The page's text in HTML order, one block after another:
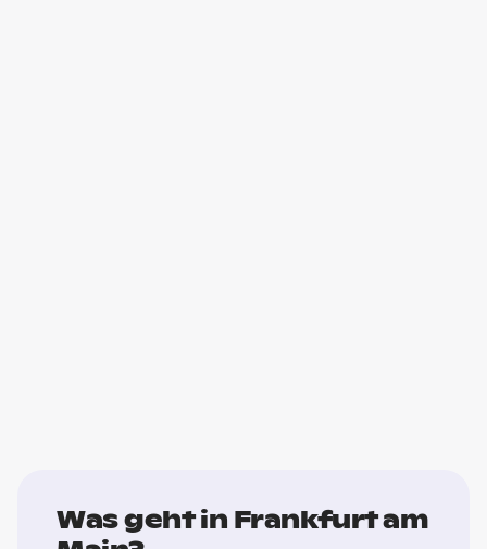
Was geht in Frankfurt am